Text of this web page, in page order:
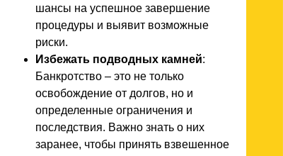
шансы на успешное завершение
процедуры и выявит возможные
риски.
Избежать подводных камней:
Банкротство – это не только
освобождение от долгов, но и
определенные ограничения и
последствия. Важно знать о них
заранее, чтобы принять взвешенное